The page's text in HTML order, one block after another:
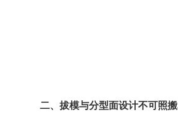
二、拔模与分型面设计不可照